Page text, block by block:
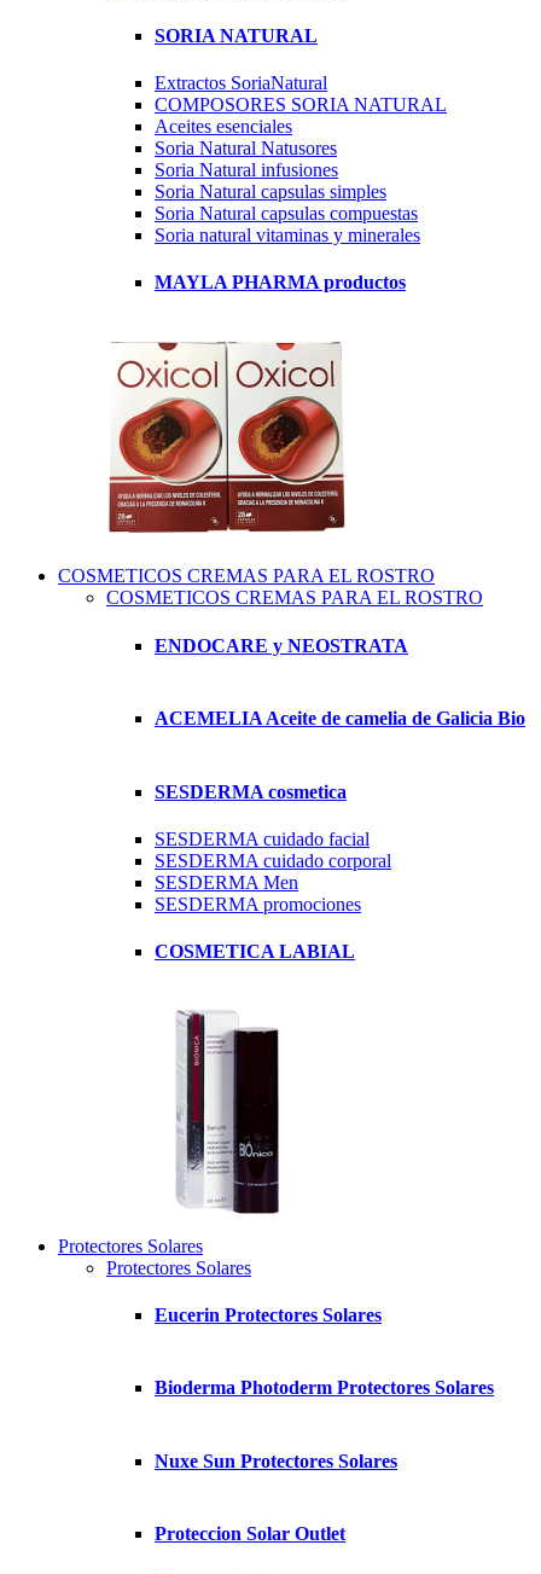
SORIA NATURAL
Extractos SoriaNatural
COMPOSORES SORIA NATURAL
Aceites esenciales
Soria Natural Natusores
Soria Natural infusiones
Soria Natural capsulas simples
Soria Natural capsulas compuestas
Soria natural vitaminas y minerales
MAYLA PHARMA productos
COSMETICOS CREMAS PARA EL ROSTRO
COSMETICOS CREMAS PARA EL ROSTRO
ENDOCARE y NEOSTRATA
ACEMELIA Aceite de camelia de Galicia Bio
SESDERMA cosmetica
SESDERMA cuidado facial
SESDERMA cuidado corporal
SESDERMA Men
SESDERMA promociones
COSMETICA LABIAL
Protectores Solares
Protectores Solares
Eucerin Protectores Solares
Bioderma Photoderm Protectores Solares
Nuxe Sun Protectores Solares
Proteccion Solar Outlet